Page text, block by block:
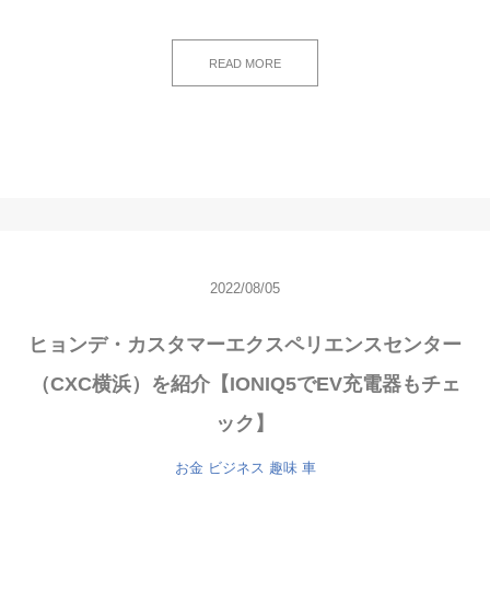
READ MORE
2022/08/05
ヒョンデ・カスタマーエクスペリエンスセンター
（CXC横浜）を紹介【IONIQ5でEV充電器もチェ
ック】
お金 ビジネス 趣味 車